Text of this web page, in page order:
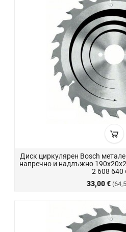
Диск циркулярен Bosch
напречно и надлъжно
2 608 640
33,00 €